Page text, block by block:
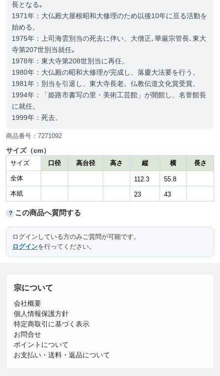
長となる｡
1971年：大仏殿大屋根昭和大修理のため以後10年に亘る活動を
始める。
1975年：上司海雲別当の死去に伴い、大僧正､華厳宗管長､東大
寺第207世別当就任｡
1978年：東大寺第208世別当に再任。
1980年：大仏殿の昭和大修理が完成し、落慶大法要を行う。
1981年：別当を引退し、東大寺長老。仏教伝道文化賞受賞。
1994年：「姫路市書写の里・美術工芸館」が開館し、名誉館長
に就任。
1999年：死去。
商品番号：7271092
サイズ（cm）
サイズ 口径 高台径 高さ 縦 横 長さ
全体 112.3
55.8
本紙
23 43
? この商品へ質問する
ログインしている方のみご質問が可能です。
ログインを行ってください。
宗について
会社概要
個人情報保護方針
特定商取引に基づく表示
お問合せ
ポイントについて
お支払い・送料・返品について